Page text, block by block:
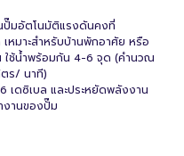
ปั๊มอัตโนมัติแรงดันคงที่
หมาะสำหรับบ้านพักอาศัย หรือ
ใช้น้ำพร้อมกัน 4-6 จุด (คำนวณ
ร/ นาที)
เดซิเบล และประหยัดพลังงาน
านของปั๊ม